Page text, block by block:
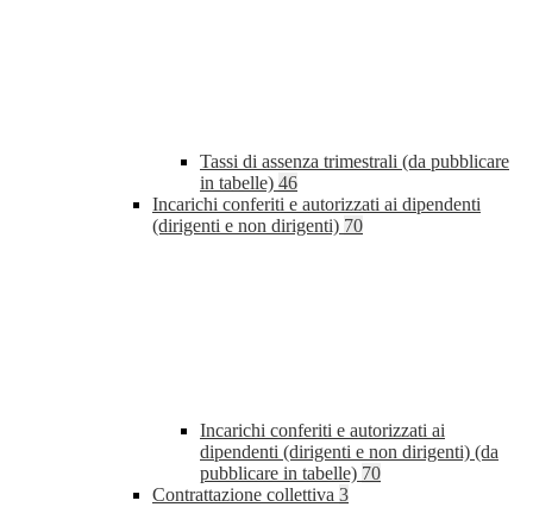
Tassi di assenza trimestrali (da pubblicare
in tabelle) 46
Incarichi conferiti e autorizzati ai dipendenti
(dirigenti e non dirigenti) 70
Incarichi conferiti e autorizzati ai
dipendenti (dirigenti e non dirigenti) (da
pubblicare in tabelle) 70
Contrattazione collettiva 3